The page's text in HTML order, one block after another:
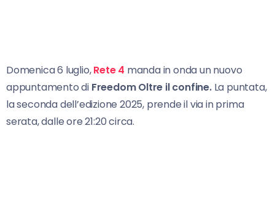
Domenica 6 luglio,Rete 4 manda in onda un nuovo
appuntamento di Freedom Oltre il confine.La puntata,
la seconda dell’edizione 2025, prende il via in prima
serata, dalle ore 21:20 circa.